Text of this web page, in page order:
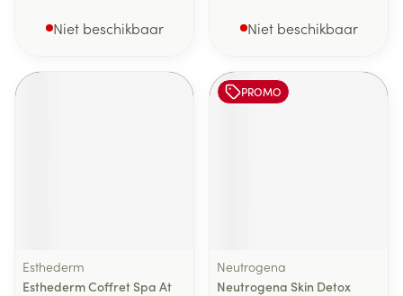
Niet beschikbaar Niet beschikbaar
Esthederm
Esthederm Coffret Spa At
PROMO
Neutrogena
Neutrogena Skin Detox